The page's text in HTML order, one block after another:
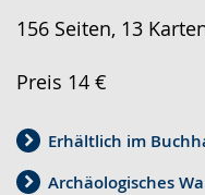
156 Seiten, 13
Preis 14 €
Erhältlich im
Archäologisches